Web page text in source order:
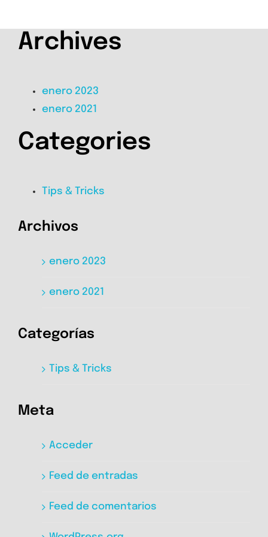
Archives
enero 2023
enero 2021
Categories
Tips & Tricks
Archivos
enero 2023
enero 2021
Categorías
Tips & Tricks
Meta
Acceder
Feed de entradas
Feed de comentarios